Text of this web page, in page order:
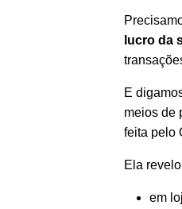
lucro da
E
meios de
feita pelo
Ela
em